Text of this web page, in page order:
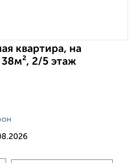
квартира, на
2/5 этаж